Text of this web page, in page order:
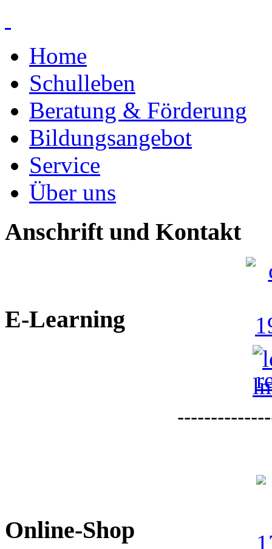
Home
Schulleben
Beratung & Förderung
Bildungsangebot
Service
Über uns
Anschrift und Kontakt
E-Learning
Online-Shop